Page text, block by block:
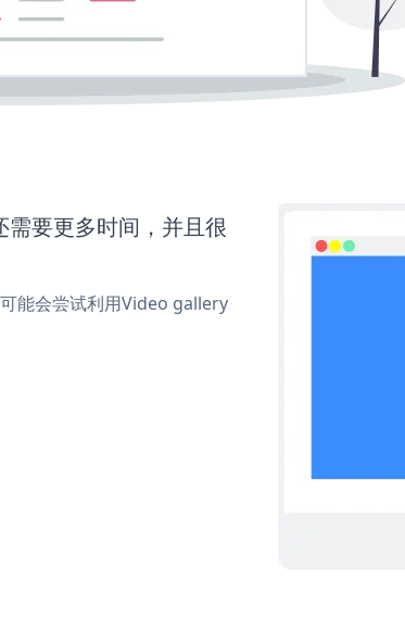
要更多时间，并且很
能会尝试利用Video gallery